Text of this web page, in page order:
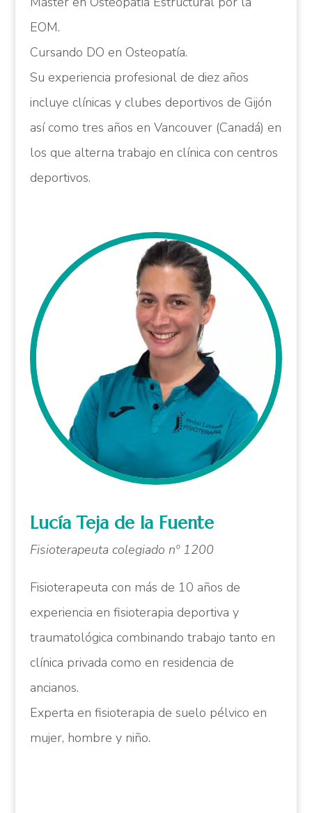
EOM.
Cursando DO en Osteopatía.
Su experiencia profesional de diez años
incluye clínicas y clubes deportivos de Gijón
así como tres años en Vancouver (Canadá) en
los que alterna trabajo en clínica con centros
deportivos.
Lucía Teja de la Fuente
Fisioterapeuta colegiado nº 1200
Fisioterapeuta con más de 10 años de
experiencia en fisioterapia deportiva y
traumatológica combinando trabajo tanto en
clínica privada como en residencia de
ancianos.
Experta en fisioterapia de suelo pélvico en
mujer, hombre y niño.